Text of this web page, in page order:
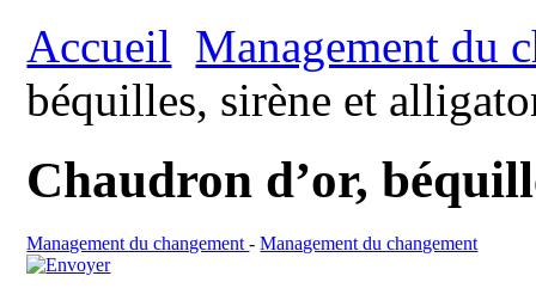
Accueil Management du
béquilles, sirène et
Chaudron d’or,
Management du changement-Management du changement